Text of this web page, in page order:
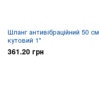
Шланг антивібраційний 50 см
кутовий 1"
361.20 грн